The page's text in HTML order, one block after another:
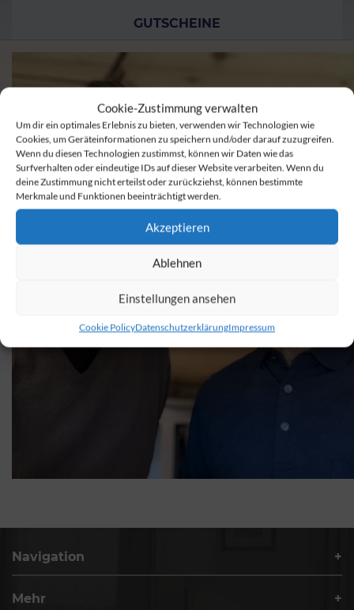
Cookie-Zustimmung verwalten
Um dir ein optimales Erlebnis zu bieten, verwenden wir Technologien wie
Cookies, um Geräteinformationen zu speichern und/oder darauf zuzugreifen.
Wenn du diesen Technologien zustimmst, können wir Daten wie das
Surfverhalten oder eindeutige IDs auf dieser Website verarbeiten. Wenn du
deine Zustimmung nicht erteilst oder zurückziehst, können bestimmte
Merkmale und Funktionen beeinträchtigt werden.
Akzeptieren
Ablehnen
Einstellungen ansehen
Cookie PolicyDatenschutzerklärungImpressum
GUTSCHEINE
Navigation
Mehr